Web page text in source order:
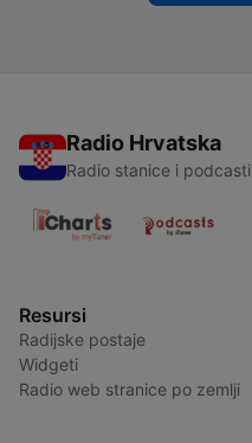
Radio Hrvatska
Radio stanice i podcasti
Resursi
Radijske postaje
Widgeti
Radio web stranice po zemlji